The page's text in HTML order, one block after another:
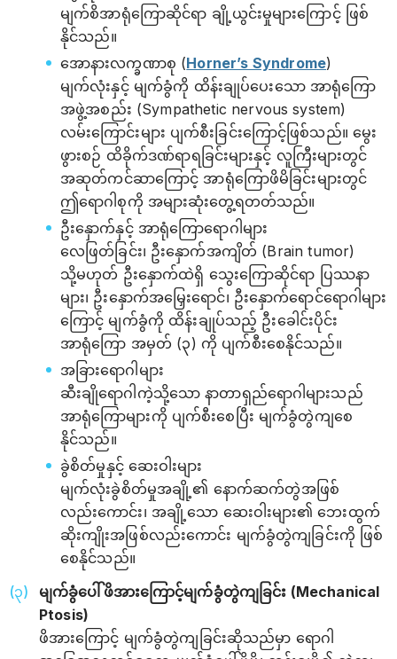
မျက်စိအာရုံကြောဆိုင်ရာ ချို့ယွင်းမှုများကြောင့် ဖြစ်
နိုင်သည်။
အောနားလက္ခဏာစု (Horner’s Syndrome)
မျက်လုံးနှင့် မျက်ခွံကို ထိန်းချုပ်ပေးသော အာရုံကြော
အဖွဲ့အစည်း (Sympathetic nervous system)
လမ်းကြောင်းများ ပျက်စီးခြင်းကြောင့်ဖြစ်သည်။ မွေး
ဖွားစဉ် ထိခိုက်ဒဏ်ရာရခြင်းများနှင့် လူကြီးများတွင်
အဆုတ်ကင်ဆာကြောင့် အာရုံကြောဖိမိခြင်းများတွင်
ဤရောဂါစုကို အများဆုံးတွေ့ရတတ်သည်။
ဦးနှောက်နှင့် အာရုံကြောရောဂါများ
လေဖြတ်ခြင်း၊ ဦးနှောက်အကျိတ် (Brain tumor)
သို့မဟုတ် ဦးနှောက်ထဲရှိ သွေးကြောဆိုင်ရာ ပြဿနာ
များ၊ ဦးနှောက်အမြှေးရောင်၊ ဦးနှောက်ရောင်ရောဂါများ
ကြောင့် မျက်ခွံကို ထိန်းချုပ်သည့် ဦးခေါင်းပိုင်း
အာရုံကြော အမှတ် (၃) ကို ပျက်စီးစေနိုင်သည်။
အခြားရောဂါများ
ဆီးချိုရောဂါကဲ့သို့သော နာတာရှည်ရောဂါများသည်
အာရုံကြောများကို ပျက်စီးစေပြီး မျက်ခွံတွဲကျစေ
နိုင်သည်။
ခွဲစိတ်မှုနှင့် ဆေးဝါးများ
မျက်လုံးခွဲစိတ်မှုအချို့၏ နောက်ဆက်တွဲအဖြစ်
လည်းကောင်း၊ အချို့သော ဆေးဝါးများ၏ ဘေးထွက်
ဆိုးကျိုးအဖြစ်လည်းကောင်း မျက်ခွံတွဲကျခြင်းကို ဖြစ်
စေနိုင်သည်။
မျက်ခွံပေါ်ဖိအားကြောင့်မျက်ခွံတွဲကျခြင်း (Mechanical
Ptosis)
ဖိအားကြောင့် မျက်ခွံတွဲကျခြင်းဆိုသည်မှာ ရောဂါ